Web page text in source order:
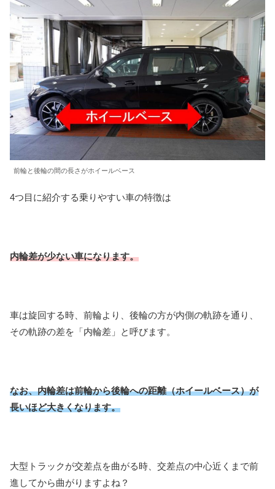
前輪と後輪の間の長さがホイールベース
4つ目に紹介する乗りやすい車の特徴は
内輪差が少ない車になります。
車は旋回する時、前輪より、後輪の方が内側の軌跡を通り、
その軌跡の差を「内輪差」と呼びます。
なお、内輪差は前輪から後輪への距離（ホイールベース）が
長いほど大きくなります。
大型トラックが交差点を曲がる時、交差点の中心近くまで前
進してから曲がりますよね？